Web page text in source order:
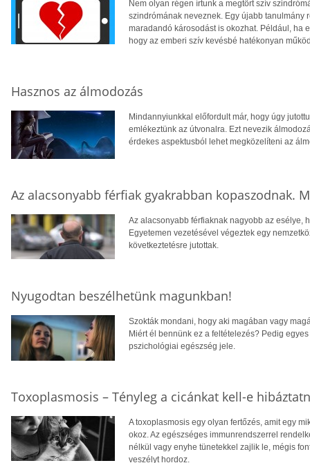
Nem olyan régen írtunk a megtört szív
szindrómának neveznek. Egy újabb tanulmány
maradandó károsodást is okozhat. Például, ha
hogy az emberi szív kevésbé hatékonyan
Hasznos az álmodozás
Mindannyiunkkal előfordult már, hogy úgy
emlékeztünk az útvonalra. Ezt nevezik
érdekes aspektusból lehet megközelíteni az
Az alacsonyabb férfiak gyakrabban kopaszodnak.
Az alacsonyabb férfiaknak nagyobb az esélye,
Egyetemen vezetésével végeztek egy
következtetésre jutottak.
Nyugodtan beszélhetünk magunkban!
Szokták mondani, hogy aki magában vagy
Miért él bennünk ez a feltételezés? Pedig
pszichológiai egészség jele.
Toxoplasmosis – Tényleg a cicánkat kell-e
A toxoplasmosis egy olyan fertőzés, amit egy
okoz. Az egészséges immunrendszerrel
nélkül vagy enyhe tünetekkel zajlik le, mégis
veszélyt hordoz.